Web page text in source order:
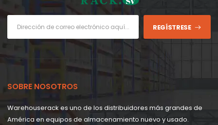
REGÍSTRESE
SOBRE NOSOTROS
Warehouserack es uno de los distribuidores más grandes de
América en equipos de almacenamiento nuevo y usado.